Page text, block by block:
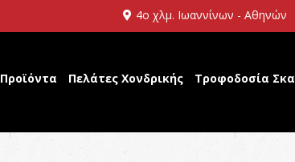
4ο χλμ. Ιωαννίνων - Αθηνών
Προϊόντα Πελάτες Χονδρικής Τροφοδοσία